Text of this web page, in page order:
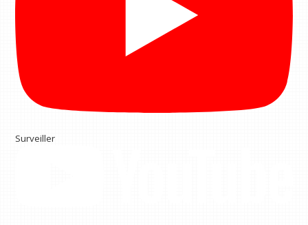
Surveiller